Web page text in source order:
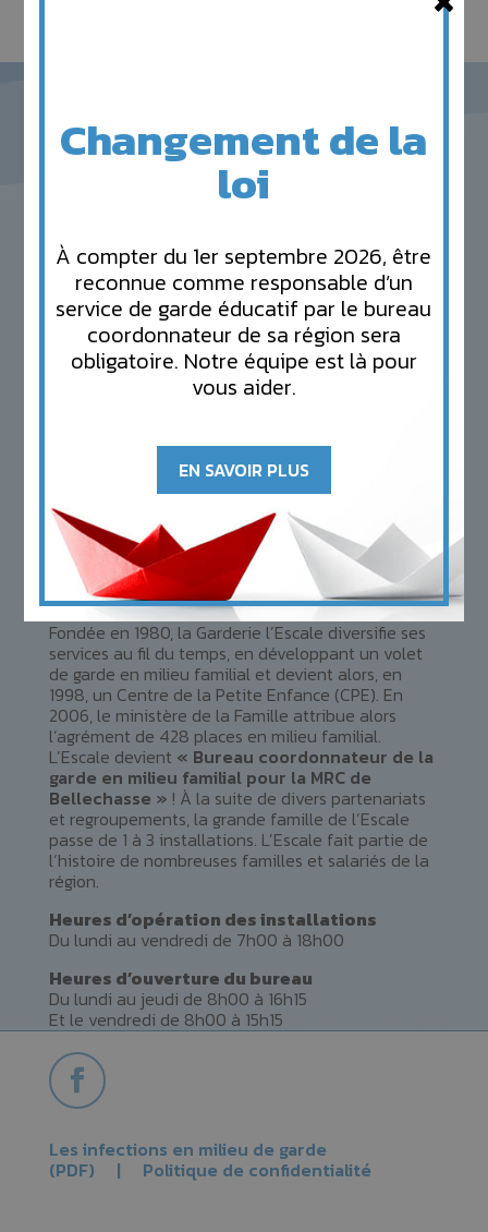
CPE
l’Escale
Fondée en 1980, la Garderie l’Escale diversifie ses
services au fil du temps, en développant un volet
de garde en milieu familial et devient alors, en
1998, un Centre de la Petite Enfance (CPE). En
2006, le ministère de la Famille attribue alors
l’agrément de 428 places en milieu familial.
L’Escale devient « Bureau coordonnateur de la
garde en milieu familial pour la MRC de
Bellechasse » ! À la suite de divers partenariats
et regroupements, la grande famille de l’Escale
passe de 1 à 3 installations. L’Escale fait partie de
l’histoire de nombreuses familles et salariés de la
région.
Heures d’opération des installations
Du lundi au vendredi de 7h00 à 18h00
Heures d’ouverture du bureau
Du lundi au jeudi de 8h00 à 16h15
Et le vendredi de 8h00 à 15h15
Les infections en milieu de garde
(PDF) | Politique de confidentialité
Changement de la
loi
À compter du 1er septembre 2026, être
reconnue comme responsable d’un
service de garde éducatif par le bureau
coordonnateur de sa région sera
obligatoire. Notre équipe est là pour
vous aider.
EN SAVOIR PLUS